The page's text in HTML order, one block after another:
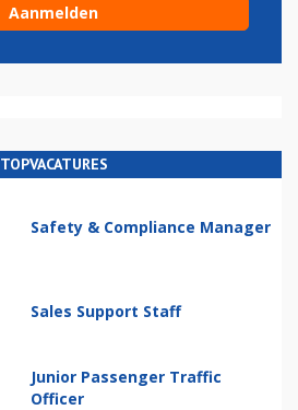
TOPVACATURES
Safety & Compliance Manager
Sales Support Staff
Junior Passenger Traffic
Officer